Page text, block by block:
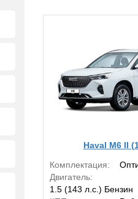
Haval M6 II
Комплектация:
Двигатель:
1.5 (143 л.с.) Бензин